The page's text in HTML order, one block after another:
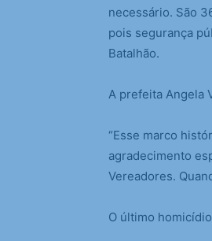
necessário. São
pois segurança
Batalhão.
A prefeita Angela
“Esse marco
agradecimento
Vereadores.
O último